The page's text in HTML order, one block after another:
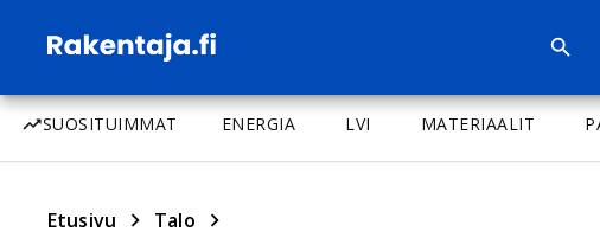
SUOSITUIMMAT ENERGIA LVI MATERIAALIT
Etusivu Talo